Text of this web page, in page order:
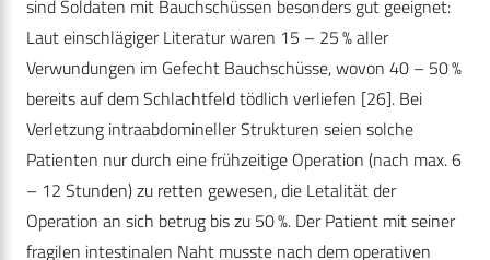
sind Soldaten mit Bauchschüssen besonders gut geeignet:
Laut einschlägiger Literatur waren 15 – 25 % aller
Verwundungen im Gefecht Bauchschüsse, wovon 40 – 50 %
bereits auf dem Schlachtfeld tödlich verliefen [26]. Bei
Verletzung intraabdomineller Strukturen seien solche
Patienten nur durch eine frühzeitige Operation (nach max. 6
– 12 Stunden) zu retten gewesen, die Letalität der
Operation an sich betrug bis zu 50 %. Der Patient mit seiner
fragilen intestinalen Naht musste nach dem operativen